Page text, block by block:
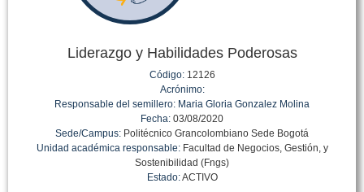
Liderazgo y Habilidades Poderosas
Código:12126
Acrónimo:
Responsable del semillero: Maria Gloria Gonzalez Molina
Fecha: 03/08/2020
Sede/Campus: Politécnico Grancolombiano Sede Bogotá
Unidad académica responsable:Facultad de Negocios, Gestión, y
Sostenibilidad (Fngs)
Estado:ACTIVO